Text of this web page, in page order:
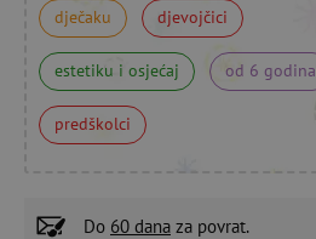
dječaku djevojčici
estetiku i osjećaj od 6 godina
predškolci
Do 60 dana za povrat.